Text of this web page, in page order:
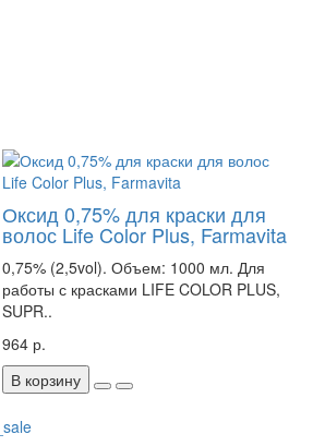
Оксид 0,75% для краски для
волос Life Color Plus, Farmavita
0,75% (2,5vol). Объем: 1000 мл. Для
работы с красками LIFE COLOR PLUS,
SUPR..
964 р.
В корзину